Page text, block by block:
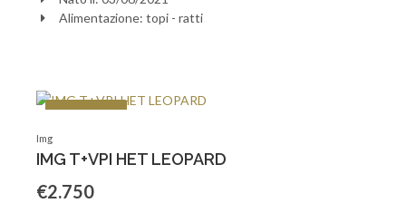
Alimentazione: topi - ratti
Prenotato!
Img
IMG T+VPI HET LEOPARD
€2.750